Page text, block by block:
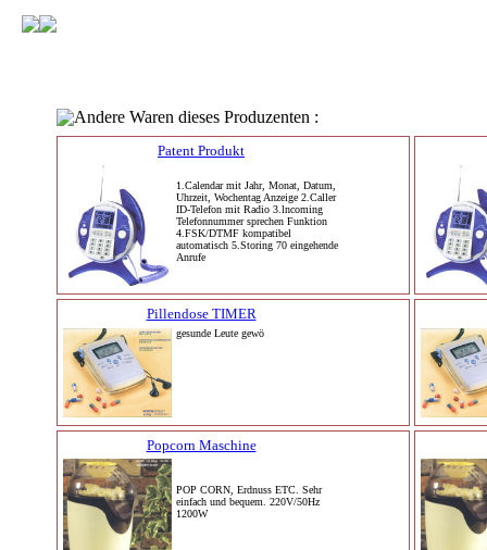
Andere Waren dieses Produzenten :
Patent Produkt
1.Calendar mit Jahr, Monat, Datum,
Uhrzeit, Wochentag Anzeige 2.Caller
ID-Telefon mit Radio 3.lncoming
Telefonnummer sprechen Funktion
4.FSK/DTMF kompatibel
automatisch 5.Storing 70 eingehende
Anrufe
Pillendose TIMER
gesunde Leute gewö
Popcorn Maschine
POP CORN, Erdnuss ETC. Sehr
einfach und bequem. 220V/50Hz
1200W